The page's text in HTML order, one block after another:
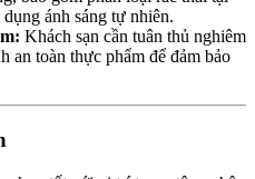
ánh sáng tự nhiên.
Khách sạn cần tuân thủ nghiêm
an toàn thực phẩm để đảm bảo